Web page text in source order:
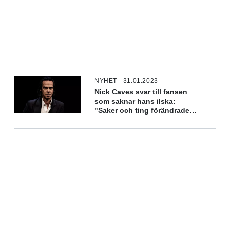
NYHET - 31.01.2023
Nick Caves svar till fansen
som saknar hans ilska:
"Saker och ting förändrades